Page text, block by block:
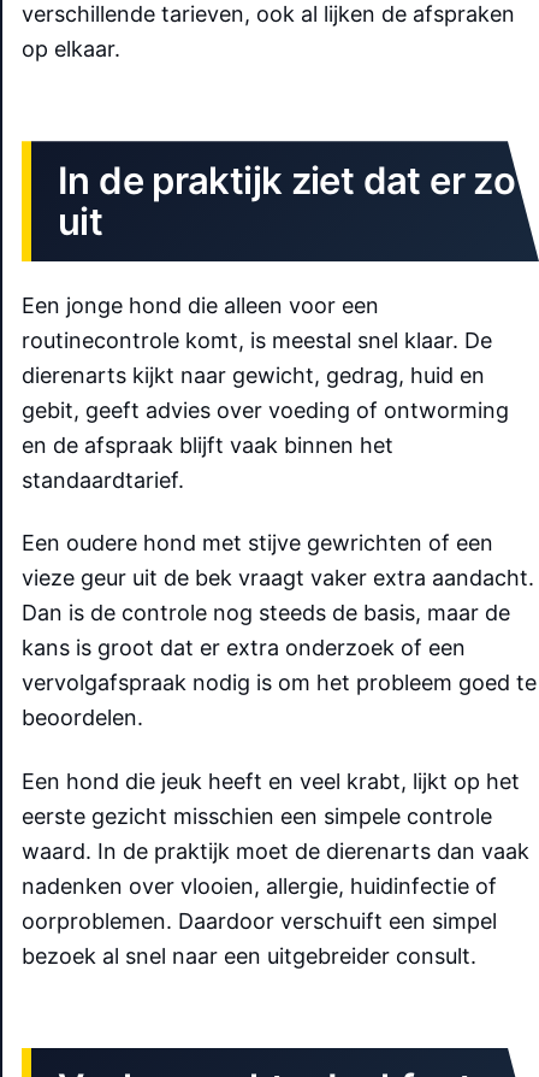
verschillende tarieven, ook al lijken de afspraken
op elkaar.
In de praktijk ziet dat er zo
uit
Een jonge hond die alleen voor een
routinecontrole komt, is meestal snel klaar. De
dierenarts kijkt naar gewicht, gedrag, huid en
gebit, geeft advies over voeding of ontworming
en de afspraak blijft vaak binnen het
standaardtarief.
Een oudere hond met stijve gewrichten of een
vieze geur uit de bek vraagt vaker extra aandacht.
Dan is de controle nog steeds de basis, maar de
kans is groot dat er extra onderzoek of een
vervolgafspraak nodig is om het probleem goed te
beoordelen.
Een hond die jeuk heeft en veel krabt, lijkt op het
eerste gezicht misschien een simpele controle
waard. In de praktijk moet de dierenarts dan vaak
nadenken over vlooien, allergie, huidinfectie of
oorproblemen. Daardoor verschuift een simpel
bezoek al snel naar een uitgebreider consult.